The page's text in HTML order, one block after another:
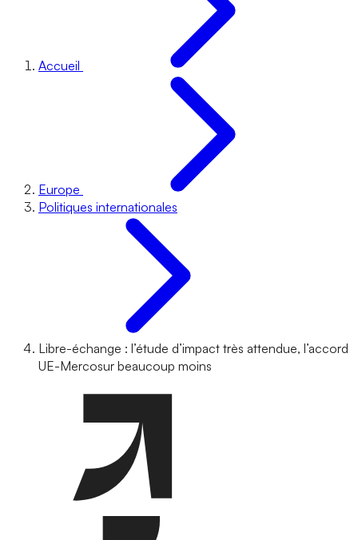
Accueil
Europe
Politiques internationales
Libre-échange : l’étude d’impact très attendue, l’accord
UE-Mercosur beaucoup moins